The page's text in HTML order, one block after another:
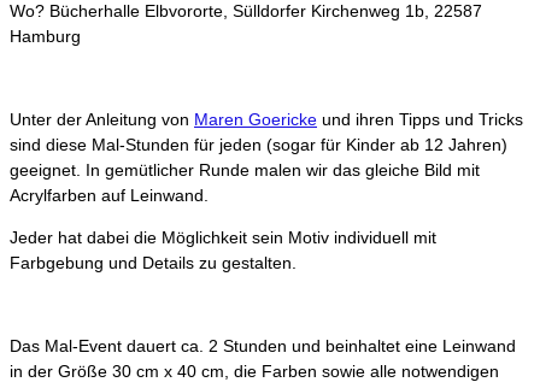
Wo? Bücherhalle Elbvororte, Sülldorfer Kirchenweg 1b, 22587
Hamburg
Unter der Anleitung von Maren Goericke und ihren Tipps und Tricks
sind diese Mal-Stunden für jeden (sogar für Kinder ab 12 Jahren)
geeignet. In gemütlicher Runde malen wir das gleiche Bild mit
Acrylfarben auf Leinwand.
Jeder hat dabei die Möglichkeit sein Motiv individuell mit
Farbgebung und Details zu gestalten.
Das Mal-Event dauert ca. 2 Stunden und beinhaltet eine Leinwand
in der Größe 30 cm x 40 cm, die Farben sowie alle notwendigen